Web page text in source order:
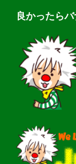
良かったら